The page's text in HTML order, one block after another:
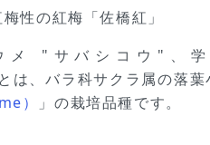
性の紅梅「佐橋紅」
メ "サバシコウ"、学
、バラ科サクラ属の落葉
）
」の栽培品種です。